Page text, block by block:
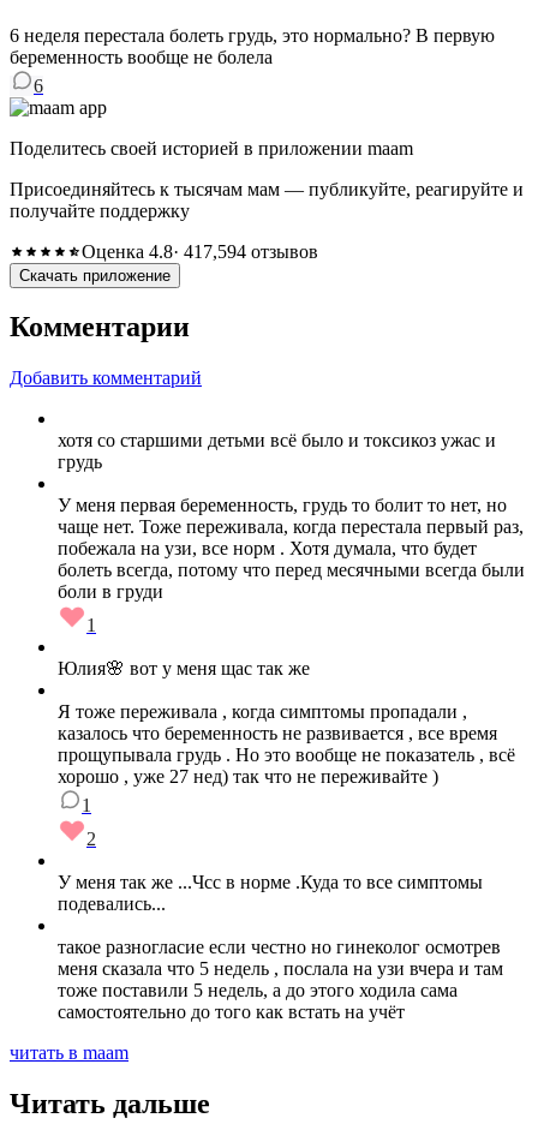
6 неделя перестала болеть грудь, это нормально? В первую
беременность вообще не болела
6
Поделитесь своей историей в приложении maam
Присоединяйтесь к тысячам мам — публикуйте, реагируйте и
получайте поддержку
Оценка 4.8· 417,594 отзывов
Скачать приложение
Комментарии
Добавить комментарий
хотя со старшими детьми всё было и токсикоз ужас и
грудь
У меня первая беременность, грудь то болит то нет, но
чаще нет. Тоже переживала, когда перестала первый раз,
побежала на узи, все норм . Хотя думала, что будет
болеть всегда, потому что перед месячными всегда были
боли в груди
1
Юлия🌸 вот у меня щас так же
Я тоже переживала , когда симптомы пропадали ,
казалось что беременность не развивается , все время
прощупывала грудь . Но это вообще не показатель , всё
хорошо , уже 27 нед) так что не переживайте )
1
2
У меня так же ...Чсс в норме .Куда то все симптомы
подевались...
такое разногласие если честно но гинеколог осмотрев
меня сказала что 5 недель , послала на узи вчера и там
тоже поставили 5 недель, а до этого ходила сама
самостоятельно до того как встать на учёт
читать в maam
Читать дальше